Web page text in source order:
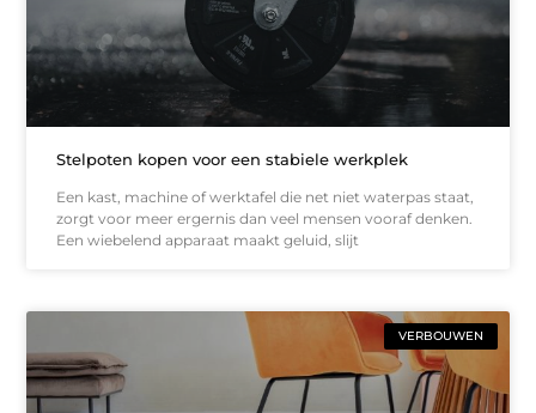
Stelpoten kopen voor een stabiele werkplek
Een kast, machine of werktafel die net niet waterpas staat,
zorgt voor meer ergernis dan veel mensen vooraf denken.
Een wiebelend apparaat maakt geluid, slijt
VERBOUWEN